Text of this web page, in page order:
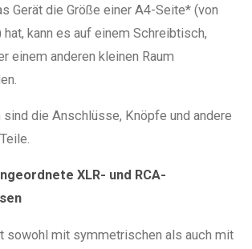
Gerät die Größe einer A4-Seite* (von
kann es auf einem Schreibtisch,
einem anderen kleinen Raum
die Anschlüsse, Knöpfe und andere
XLR- und RCA-
sowohl mit symmetrischen als auch mit